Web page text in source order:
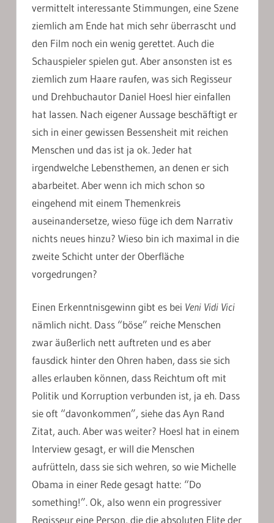
vermittelt interessante Stimmungen, eine Szene
ziemlich am Ende hat mich sehr überrascht und
den Film noch ein wenig gerettet. Auch die
Schauspieler spielen gut. Aber ansonsten ist es
ziemlich zum Haare raufen, was sich Regisseur
und Drehbuchautor Daniel Hoesl hier einfallen
hat lassen. Nach eigener Aussage beschäftigt er
sich in einer gewissen Bessensheit mit reichen
Menschen und das ist ja ok. Jeder hat
irgendwelche Lebensthemen, an denen er sich
abarbeitet. Aber wenn ich mich schon so
eingehend mit einem Themenkreis
auseinandersetze, wieso füge ich dem Narrativ
nichts neues hinzu? Wieso bin ich maximal in die
zweite Schicht unter der Oberfläche
vorgedrungen?
Einen Erkenntnisgewinn gibt es bei Veni Vidi Vici
nämlich nicht. Dass “böse” reiche Menschen
zwar äußerlich nett auftreten und es aber
fausdick hinter den Ohren haben, dass sie sich
alles erlauben können, dass Reichtum oft mit
Politik und Korruption verbunden ist, ja eh. Dass
sie oft “davonkommen”, siehe das Ayn Rand
Zitat, auch. Aber was weiter? Hoesl hat in einem
Interview gesagt, er will die Menschen
aufrütteln, dass sie sich wehren, so wie Michelle
Obama in einer Rede gesagt hatte: “Do
something!”. Ok, also wenn ein progressiver
Regisseur eine Person, die die absoluten Elite der